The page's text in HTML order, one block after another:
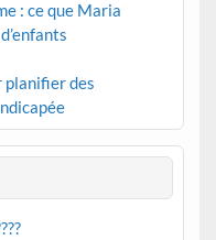
: ce que Maria
planifier des